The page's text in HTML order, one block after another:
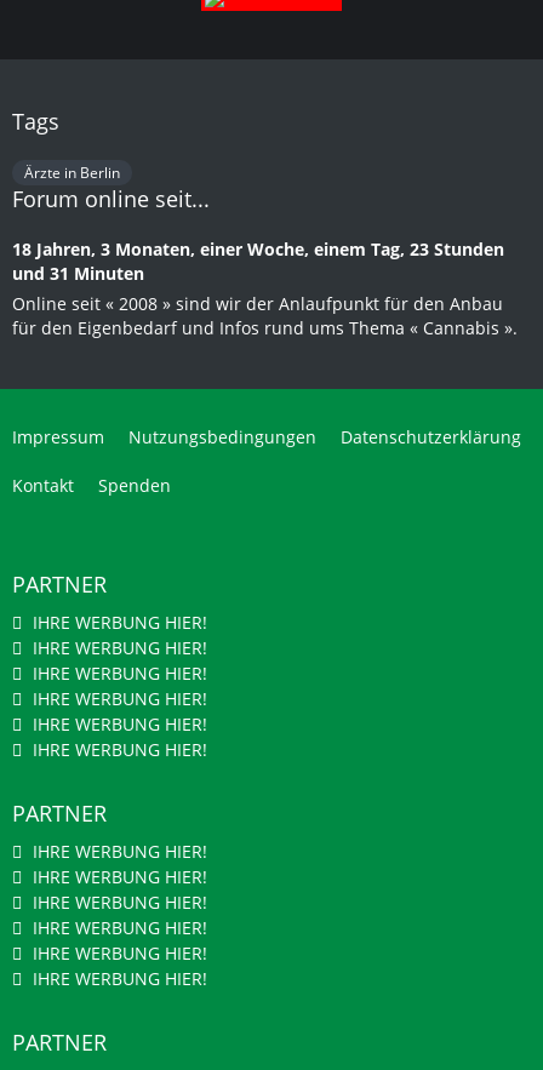
Tags
Ärzte in Berlin
Forum online seit...
18 Jahren, 3 Monaten, einer Woche, einem Tag, 23 Stunden
und 31 Minuten
Online seit « 2008 » sind wir der Anlaufpunkt für den Anbau
für den Eigenbedarf und Infos rund ums Thema « Cannabis ».
Impressum Nutzungsbedingungen Datenschutzerklärung
Kontakt Spenden
PARTNER
IHRE WERBUNG HIER!
IHRE WERBUNG HIER!
IHRE WERBUNG HIER!
IHRE WERBUNG HIER!
IHRE WERBUNG HIER!
IHRE WERBUNG HIER!
PARTNER
IHRE WERBUNG HIER!
IHRE WERBUNG HIER!
IHRE WERBUNG HIER!
IHRE WERBUNG HIER!
IHRE WERBUNG HIER!
IHRE WERBUNG HIER!
PARTNER